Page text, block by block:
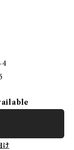
4
け